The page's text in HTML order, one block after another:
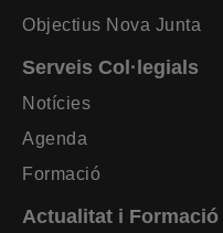
Objectius Nova Junta
Serveis Col·legials
Notícies
Agenda
Formació
Actualitat i Formació